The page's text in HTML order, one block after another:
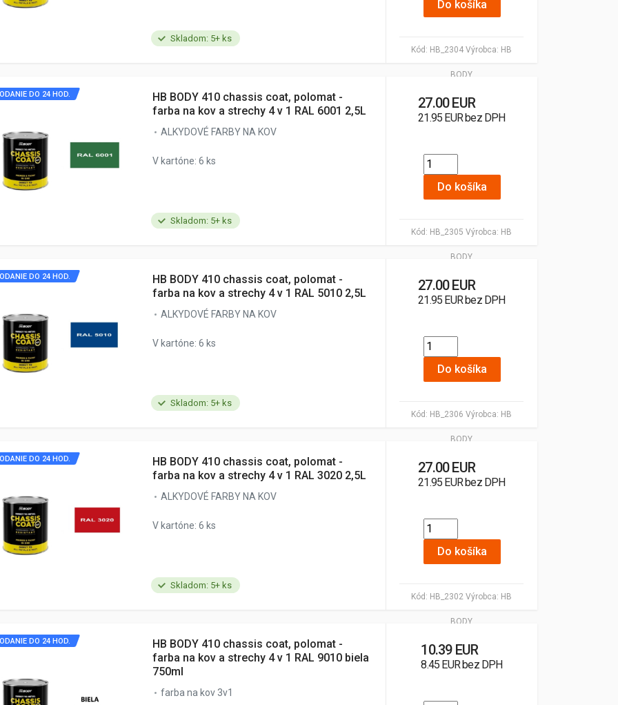
Skladom: 5+ ks
Kód: HB_2304 Výrobca: HB
BODY
Do košíka
Skladom: 5+ ks
Kód: HB_2305 Výrobca: HB
BODY
DO 24 HOD.
HB BODY 410 chassis coat, polomat -
farba na kov a strechy 4 v 1 RAL 6001 2,5L
ALKYDOVÉ FARBY NA KOV
V kartóne: 6 ks
27.00 EUR
21.95 EUR bez DPH
Do košíka
Skladom: 5+ ks
Kód: HB_2306 Výrobca: HB
BODY
DO 24 HOD.
HB BODY 410 chassis coat, polomat -
farba na kov a strechy 4 v 1 RAL 5010 2,5L
ALKYDOVÉ FARBY NA KOV
V kartóne: 6 ks
27.00 EUR
21.95 EUR bez DPH
Do košíka
Skladom: 5+ ks
Kód: HB_2302 Výrobca: HB
BODY
DO 24 HOD.
HB BODY 410 chassis coat, polomat -
farba na kov a strechy 4 v 1 RAL 3020 2,5L
ALKYDOVÉ FARBY NA KOV
V kartóne: 6 ks
27.00 EUR
21.95 EUR bez DPH
Do košíka
DO 24 HOD.
HB BODY 410 chassis coat, polomat -
farba na kov a strechy 4 v 1 RAL 9010 biela
750ml
farba na kov 3v1
10.39 EUR
8.45 EUR bez DPH